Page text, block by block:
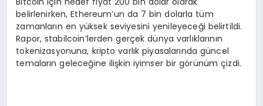
belirlenirken, Ethereum’un da 7 bin dolarla tüm
zamanların en yüksek seviyesini yenileyeceği belirtildi.
Rapor, stabilcoin’lerden gerçek dünya varlıklarının
tokenizasyonuna, kripto varlık piyasalarında güncel
temaların geleceğine ilişkin iyimser bir görünüm çizdi.